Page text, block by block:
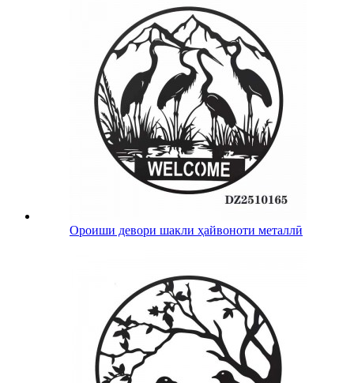
Ороиши девори шакли ҳайвоноти металлӣ